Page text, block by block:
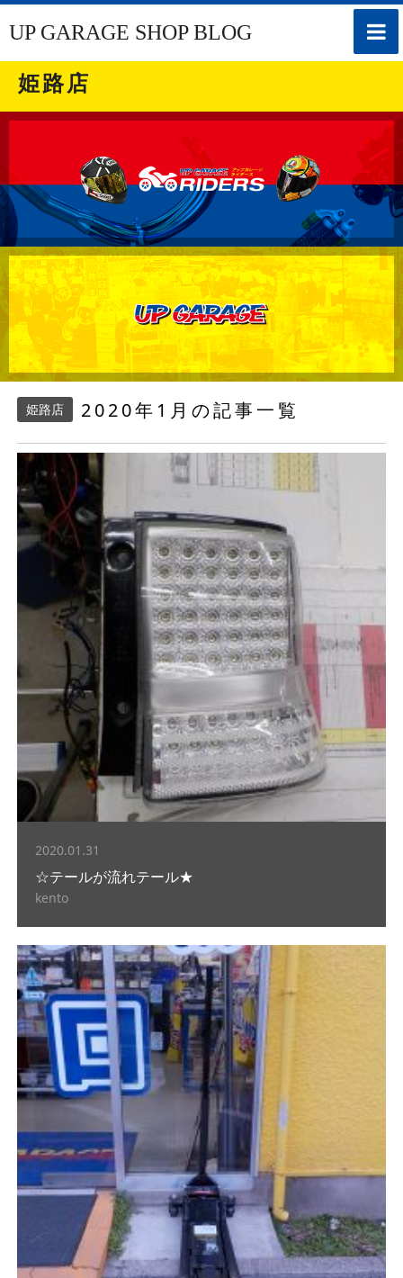
toggle
UP GARAGE SHOP BLOG
姫路店
姫路店 2020年1月の記事一覧
2020.01.31
☆テールが流れテール★
kento